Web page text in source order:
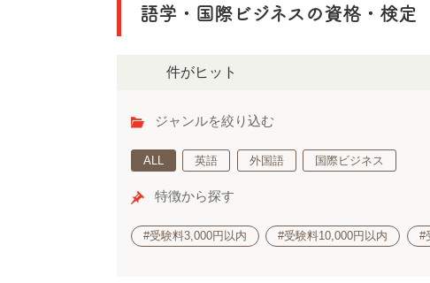
語学・国際ビジネスの資格・検定
67件がヒット
ジャンルを絞り込む
ALL 英語 外国語 国際ビジネス
特徴から探す
#受験料3,000円以内 #受験料10,000円以内 #